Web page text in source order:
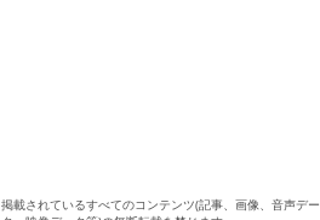
掲載されているすべてのコンテンツ(記事、画像、音声デー